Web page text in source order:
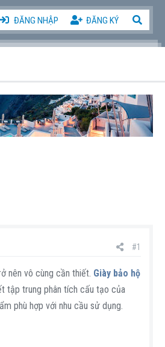
ĐĂNG NHẬP ĐĂNG KÝ
#1
nên vô cùng cần thiết. Giày bảo hộ
tập trung phân tích cấu tạo của
phù hợp với nhu cầu sử dụng.